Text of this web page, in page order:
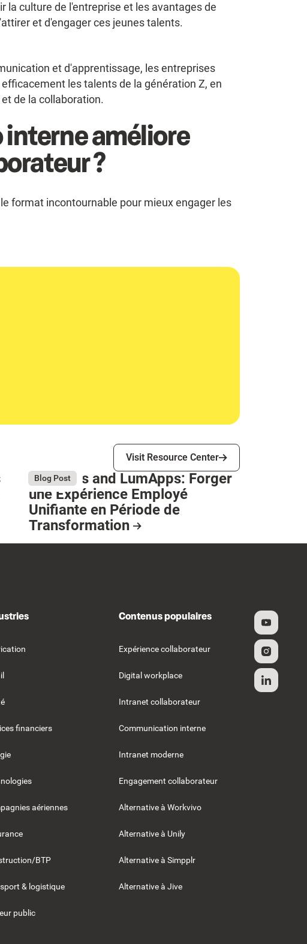
la culture de l'entreprise et les avantages de
et d'engager ces jeunes talents.
et d'apprentissage, les entreprises
les talents de la génération Z, en
de la collaboration.
améliore
?
format incontournable pour mieux engager les
Visit Resource Center
Visit Resource Center
July 13, 2026
Blog Post
Stellantis and LumApps: Forger
une Expérience Employé
Unifiante en Période de
Transformation
Resource Card
financiers
aériennes
BTP
& logistique
public
Contenus populaires
Expérience collaborateur
Digital workplace
Intranet collaborateur
Communication interne
Intranet moderne
Engagement collaborateur
Alternative à Workvivo
Alternative à Unily
Alternative à Simpplr
Alternative à Jive